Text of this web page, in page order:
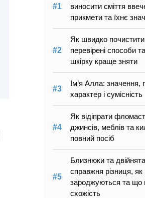
виносити сміття
прикмети та їхнє
Як швидко
перевірені способи
шкірку краще зняти
Ім’я Алла: значення,
характер і сумісність
Як відіпрати
джинсів, меблів та
повний посіб
Близнюки та
справжня різниця, як
зароджуються та що
схожість